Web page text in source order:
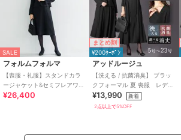
SALE
フォルムフォルマ
【喪服・礼服】スタンドカラ
ージャケット&セミフレアワン
ピース/ブラックフォーマルス
¥26,400
まとめ割
¥200ｸｰﾎﾟﾝ
アッドルージュ
【洗える / 抗菌消臭】 ブラッ
クフォーマル 夏 喪服 レディ
ース 着丈が選べる 5号～23
号
¥13,990 新着
2点以上で5%OFF